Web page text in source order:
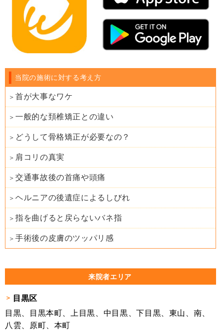
当院の施術に対する考え方
首が大事なワケ
一般的な頚椎矯正との違い
どうして骨格矯正が必要なの？
肩コリの真実
交通事故後の首痛や頭痛
ヘルニアの後遺症によるしびれ
指を曲げると戻らないバネ指
手術後の皮膚のツッパリ感
来院者エリア
目黒区
目黒、目黒本町、上目黒、中目黒、下目黒、東山、南、
八雲、原町、本町